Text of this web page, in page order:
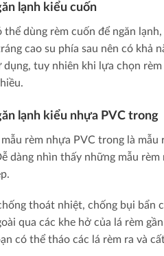
lạnh kiểu cuốn
thể dùng rèm cuốn để ngăn
cao su phía sau nên có khả
dụng, tuy nhiên khi lựa chọn
lạnh kiểu nhựa PVC trong
rèm nhựa PVC trong là
dàng nhìn thấy những mẫu
thoát nhiệt, chống bụi
qua các khe hở của lá rèm
có thể tháo các lá rèm ra và